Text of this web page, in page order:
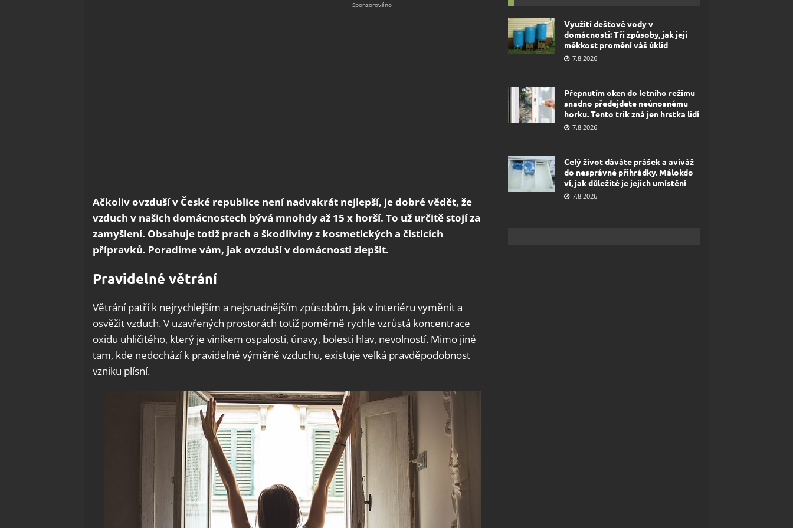
Ačkoliv ovzduší v České republice není nadvakrát nejlepší, je dobré vědět, že
vzduch v našich domácnostech bývá mnohdy až 15 x horší. To už určitě stojí za
zamyšlení. Obsahuje totiž prach a škodliviny z kosmetických a čisticích
přípravků. Poradíme vám, jak ovzduší v domácnosti zlepšit.
Pravidelné větrání
Větrání patří k nejrychlejším a nejsnadnějším způsobům, jak v interiéru vyměnit a
osvěžit vzduch. V uzavřených prostorách totiž poměrně rychle vzrůstá koncentrace
oxidu uhličitého, který je viníkem ospalosti, únavy, bolesti hlav, nevolností. Mimo jiné
tam, kde nedochází k pravidelné výměně vzduchu, existuje velká pravděpodobnost
vzniku plísní.
Využití dešťové vody v
domácnosti: Tři způsoby, jak její
měkkost promění váš úklid
7.8.2026
Přepnutím oken do letního režimu
snadno předejdete neúnosnému
horku. Tento trik zná jen hrstka lidí
7.8.2026
Celý život dáváte prášek a aviváž
do nesprávné přihrádky. Málokdo
ví, jak důležité je jejich umístění
7.8.2026